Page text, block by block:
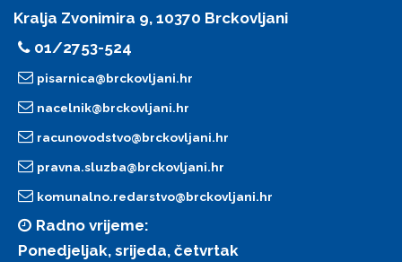
Kralja Zvonimira 9, 10370 Brckovljani
01/2753-524
pisarnica@brckovljani.hr
nacelnik@brckovljani.hr
racunovodstvo@brckovljani.hr
pravna.sluzba@brckovljani.hr
komunalno.redarstvo@brckovljani.hr
Radno vrijeme:
Ponedjeljak, srijeda, četvrtak